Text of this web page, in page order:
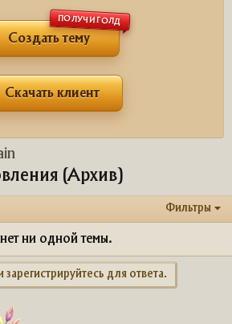
Создать тему
ПОЛУЧИ ГОЛД
Скачать клиент
(Архив)
Фильтры
ни одной темы.
для ответа.